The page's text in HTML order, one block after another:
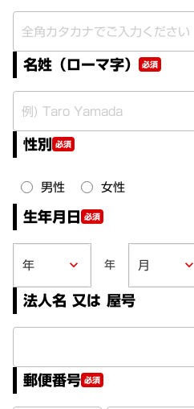
名姓（ローマ字） 必須
性別 必須
男性 女性
生年月日 必須
keyboard_arrow_down 年 keyboard_arrow_down
法人名 又は 屋号
郵便番号 必須